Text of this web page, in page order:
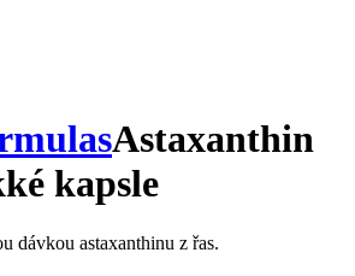
Astaxanthin
kapsle
dávkou astaxanthinu z řas.